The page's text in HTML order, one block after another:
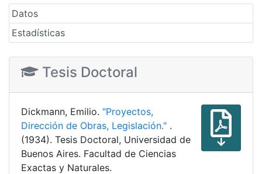
Datos
Estadísticas
Tesis Doctoral
Dickmann, Emilio. "Proyectos,
Dirección de Obras, Legislación." .
(1934). Tesis Doctoral, Universidad de
Buenos Aires. Facultad de Ciencias
Exactas y Naturales.